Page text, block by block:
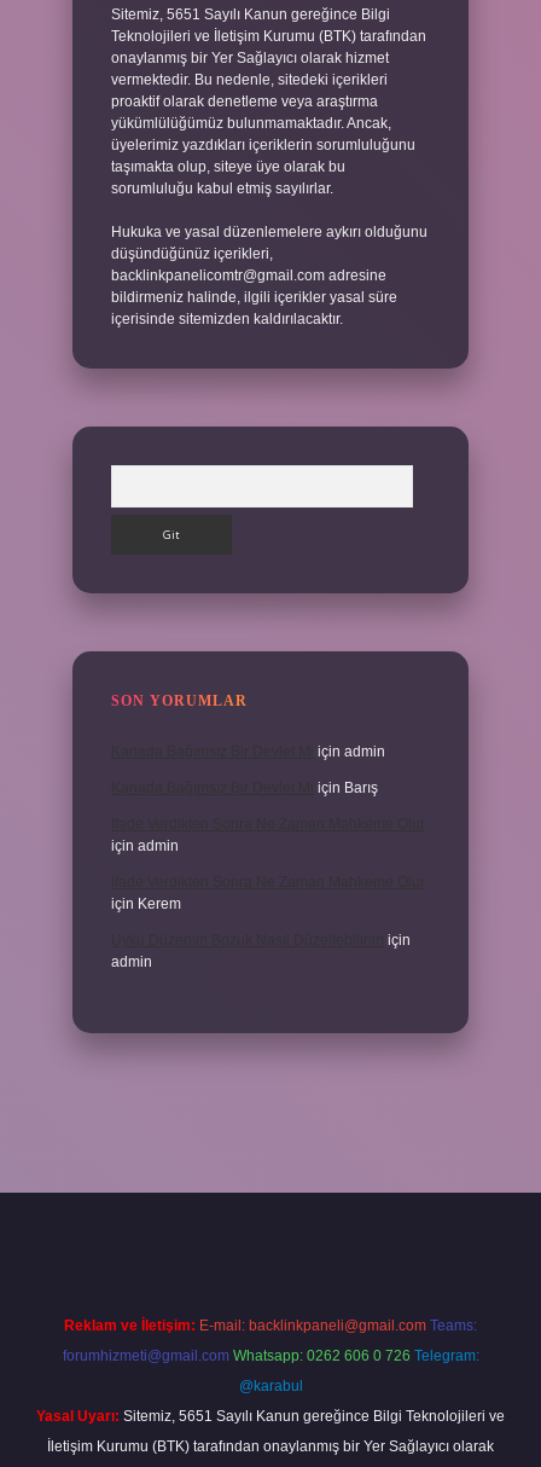
Sitemiz, 5651 Sayılı Kanun gereğince Bilgi
Teknolojileri ve İletişim Kurumu (BTK) tarafından
onaylanmış bir Yer Sağlayıcı olarak hizmet
vermektedir. Bu nedenle, sitedeki içerikleri
proaktif olarak denetleme veya araştırma
yükümlülüğümüz bulunmamaktadır. Ancak,
üyelerimiz yazdıkları içeriklerin sorumluluğunu
taşımakta olup, siteye üye olarak bu
sorumluluğu kabul etmiş sayılırlar.
Hukuka ve yasal düzenlemelere aykırı olduğunu
düşündüğünüz içerikleri,
backlinkpanelicomtr@gmail.com adresine
bildirmeniz halinde, ilgili içerikler yasal süre
içerisinde sitemizden kaldırılacaktır.
SON YORUMLAR
için admin
için Barış
için admin
için Kerem
için
admin
Reklam ve İletişim: E-mail: backlinkpaneli@gmail.com Teams:
forumhizmeti@gmail.com Whatsapp: 0262 606 0 726 Telegram:
@karabul
Yasal Uyarı: Sitemiz, 5651 Sayılı Kanun gereğince Bilgi Teknolojileri ve
İletişim Kurumu (BTK) tarafından onaylanmış bir Yer Sağlayıcı olarak